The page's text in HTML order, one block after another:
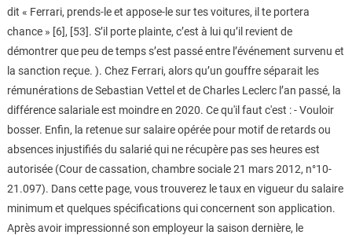
dit « Ferrari, prends-le et appose-le sur tes voitures, il te portera
chance » [6], [53]. S’il porte plainte, c’est à lui qu’il revient de
démontrer que peu de temps s’est passé entre l’événement survenu et
la sanction reçue. ). Chez Ferrari, alors qu’un gouffre séparait les
rémunérations de Sebastian Vettel et de Charles Leclerc l’an passé, la
différence salariale est moindre en 2020. Ce qu'il faut c'est : - Vouloir
bosser. Enfin, la retenue sur salaire opérée pour motif de retards ou
absences injustifiés du salarié qui ne récupère pas ses heures est
autorisée (Cour de cassation, chambre sociale 21 mars 2012, n°10-
21.097). Dans cette page, vous trouverez le taux en vigueur du salaire
minimum et quelques spécifications qui concernent son application.
Après avoir impressionné son employeur la saison dernière, le